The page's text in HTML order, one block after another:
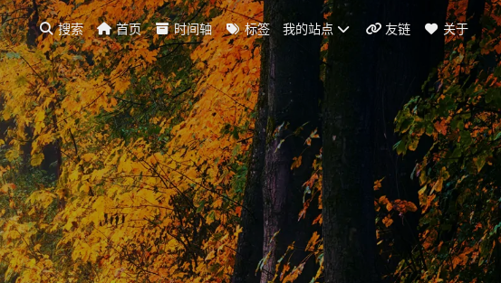
搜索 首页 时间轴 标签 我的站点 友链 关于